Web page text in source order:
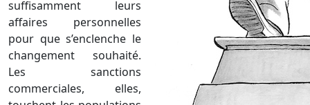
suffisamment leurs
affaires personnelles
pour que s’enclenche le
changement souhaité.
Les sanctions
commerciales, elles,